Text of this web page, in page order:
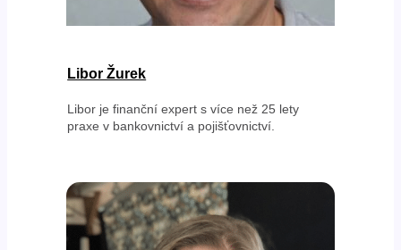
Libor Žurek
Libor je finanční expert s více než 25 lety
praxe v bankovnictví a pojišťovnictví.